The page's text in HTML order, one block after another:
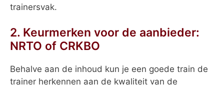
trainersvak.
2. Keurmerken voor de aanbieder:
NRTO of CRKBO
Behalve aan de inhoud kun je een goede train de
trainer herkennen aan de kwaliteit van de